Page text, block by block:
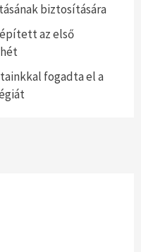
biztosítására
az első
fogadta el a